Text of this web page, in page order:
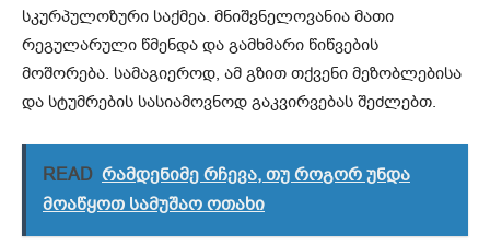
სკურპულოზური საქმეა. მნიშვნელოვანია მათი
რეგულარული წმენდა და გამხმარი წიწვების
მოშორება. სამაგიეროდ, ამ გზით თქვენი მეზობლებისა
და სტუმრების სასიამოვნოდ გაკვირვებას შეძლებთ.
READ რამდენიმე რჩევა, თუ როგორ უნდა
მოაწყოთ სამუშაო ოთახი